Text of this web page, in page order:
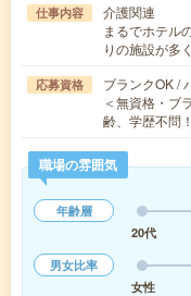
仕事内容
介護関連
まるでホテル
りの施設が多
応募資格
ブランクOK /
＜無資格・ブ
齢、学歴不問
職場の雰囲気
年齢層
20代
男女比率
女性